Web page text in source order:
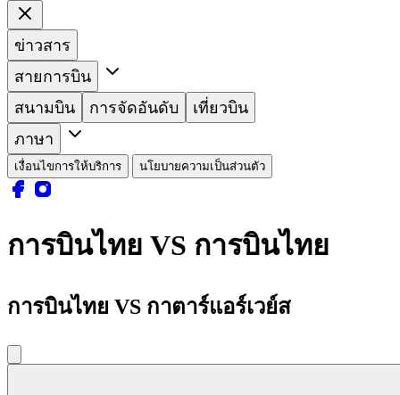
ข่าวสาร
สายการบิน
สนามบิน
การจัดอันดับ
เที่ยวบิน
ภาษา
เงื่อนไขการให้บริการ นโยบายความเป็นส่วนตัว
การบินไทย VS การบินไทย
การบินไทย VS กาตาร์แอร์เวย์ส